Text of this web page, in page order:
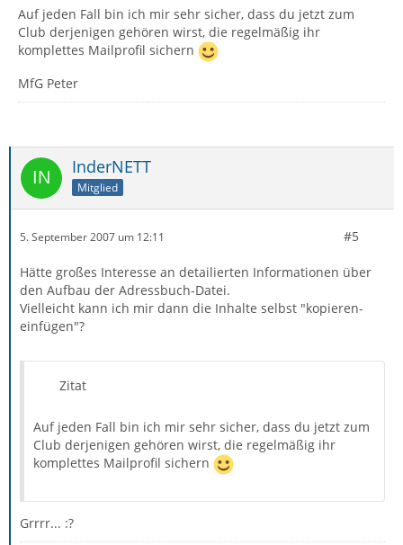
Auf jeden Fall bin ich mir sehr sicher, dass du jetzt zum
Club derjenigen gehören wirst, die regelmäßig ihr
komplettes Mailprofil sichern
MfG Peter
InderNETT
Mitglied
5. September 2007 um 12:11 #5
Hätte großes Interesse an detailierten Informationen über
den Aufbau der Adressbuch-Datei.
Vielleicht kann ich mir dann die Inhalte selbst "kopieren-
einfügen"?
Zitat
Auf jeden Fall bin ich mir sehr sicher, dass du jetzt zum
Club derjenigen gehören wirst, die regelmäßig ihr
komplettes Mailprofil sichern
Grrrr... :?